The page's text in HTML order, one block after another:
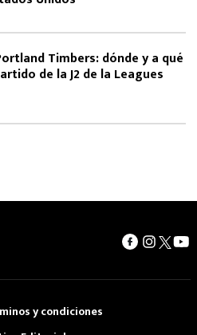
Timbers: dónde y a qué
de la J2 de la Leagues
y condiciones